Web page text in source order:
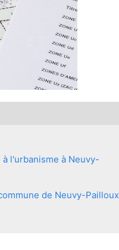
l'urbanisme à Neuvy-
de Neuvy-Pailloux